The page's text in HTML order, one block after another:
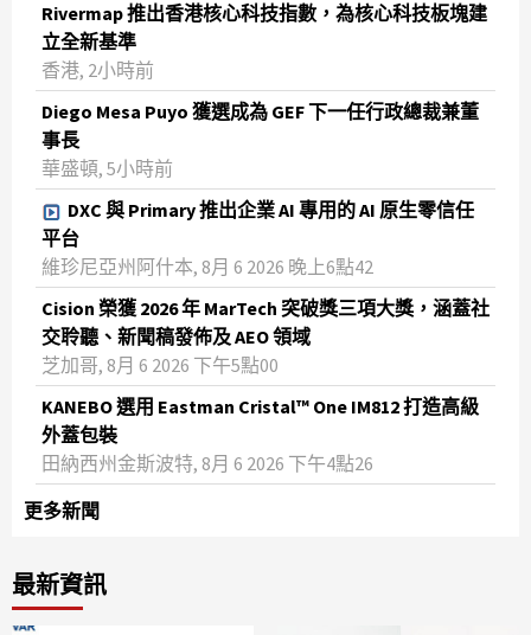
Rivermap 推出香港核心科技指數，為核心科技板塊建
立全新基準
香港, 2小時前
Diego Mesa Puyo 獲選成為 GEF 下一任行政總裁兼董
事長
華盛頓, 5小時前
DXC 與 Primary 推出企業 AI 專用的 AI 原生零信任
平台
維珍尼亞州阿什本, 8月 6 2026 晚上6點42
Cision 榮獲 2026 年 MarTech 突破獎三項大獎，涵蓋社
交聆聽、新聞稿發佈及 AEO 領域
芝加哥, 8月 6 2026 下午5點00
KANEBO 選用 Eastman Cristal™ One IM812 打造高級
外蓋包裝
田納西州金斯波特, 8月 6 2026 下午4點26
更多新聞
最新資訊